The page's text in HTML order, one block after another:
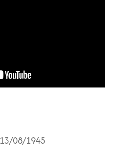
13/08/1945